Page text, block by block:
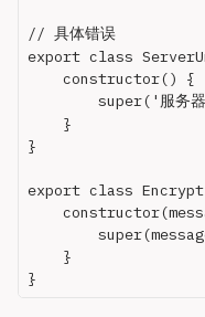
// 具体错误
export class
    constructor() {
super('服务
    }
}
export class
    }